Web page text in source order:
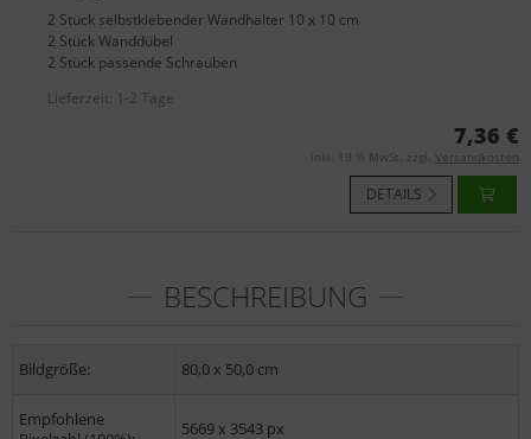
2 Stück selbstklebender Wandhalter 10 x 10 cm
2 Stück Wanddübel
2 Stück passende Schrauben
Lieferzeit: 1-2 Tage
7,36 €
inkl. 19 % MwSt. zzgl. Versandkosten
DETAILS
BESCHREIBUNG
Bildgröße: 80,0 x 50,0 cm
Empfohlene
5669 x 3543 px